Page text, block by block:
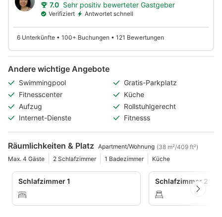
7.0 Sehr positiv bewerteter Gastgeber
Verifiziert Antwortet schnell
6 Unterkünfte • 100+ Buchungen • 121 Bewertungen
Andere wichtige Angebote
Swimmingpool
Gratis-Parkplatz
Fitnesscenter
Küche
Aufzug
Rollstuhlgerecht
Internet-Dienste
Fitnesss
Räumlichkeiten & Platz Apartment/Wohnung (38 m²/409 ft²)
Max. 4 Gäste
2 Schlafzimmer 1 Badezimmer Küche
Schlafzimmer 1 Schlafzimmer 2